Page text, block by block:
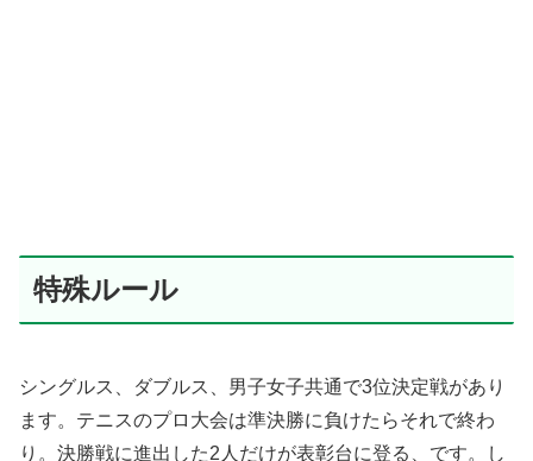
特殊ルール
シングルス、ダブルス、男子女子共通で3位決定戦があり
ます。テニスのプロ大会は準決勝に負けたらそれで終わ
り。決勝戦に進出した2人だけが表彰台に登る、です。し